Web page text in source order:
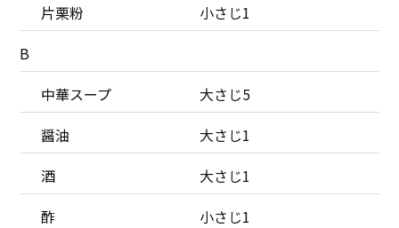
片栗粉
小さじ1
B
中華スープ
大さじ5
醤油
大さじ1
酒
大さじ1
酢
小さじ1